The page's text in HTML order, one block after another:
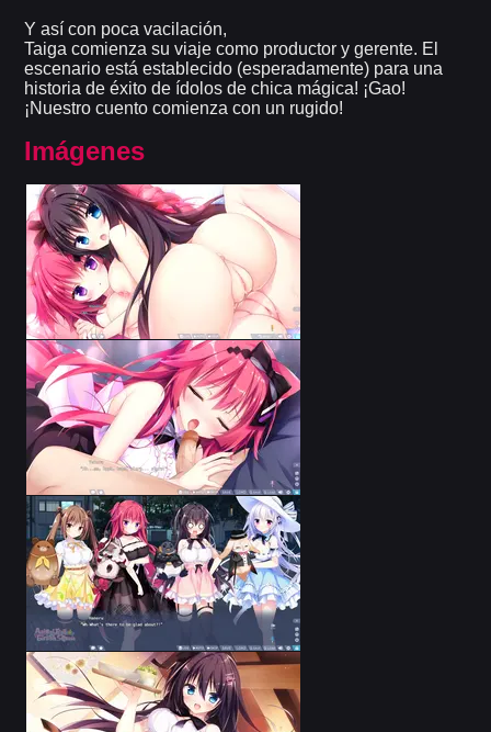
Y así con poca vacilación,
Taiga comienza su viaje como productor y gerente. El
escenario está establecido (esperadamente) para una
historia de éxito de ídolos de chica mágica! ¡Gao!
¡Nuestro cuento comienza con un rugido!
Imágenes